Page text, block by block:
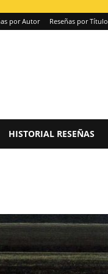
por Autor Reseñas por Título
HISTORIAL RESEÑAS